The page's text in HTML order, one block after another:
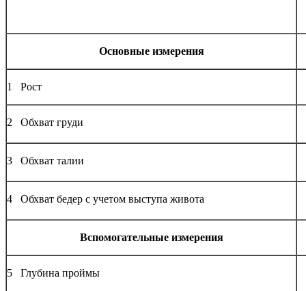
Основные измерения
1 Рост
2 Обхват груди
3 Обхват талии
4 Обхват бедер с учетом выступа живота
Вспомогательные измерения
5 Глубина проймы